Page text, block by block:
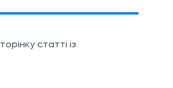
статті із